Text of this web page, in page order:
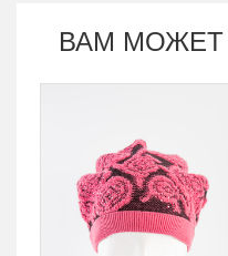
ВАМ МОЖЕТ